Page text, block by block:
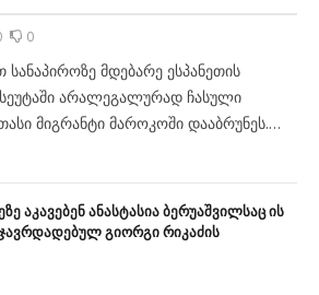
0
მდებარე ესპანეთის
არალეგალურად ჩასული
მიგრანტი მაროკოში დააბრუნეს.
საქმეთა სამინისტრომ
საერთო ჯამში 50 ათასი მიგრანტი
ხელისუფლების შეფასებით, მათი
იყო. მიგრაციული კრიზისის ფონზე
აკავებენ ანასტასია ბერუაშვილსაც ის
გიორგი რიკაძის